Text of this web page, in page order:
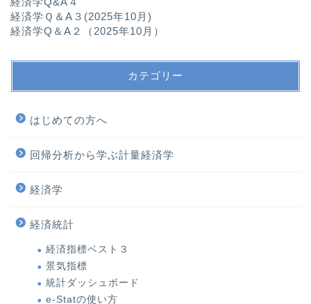
経済学Ｑ＆A３(2025年10月)
経済学Q＆A２（2025年10月）
カテゴリー
はじめての方へ
回帰分析から学ぶ計量経済学
経済学
経済統計
経済指標ベスト３
景気指標
統計ダッシュボード
e-Statの使い方